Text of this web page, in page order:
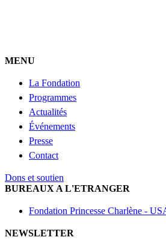
MENU
La Fondation
Programmes
Actualités
Événements
Presse
Contact
Dons et soutien
BUREAUX A L'ETRANGER
Fondation Princesse Charlène -
NEWSLETTER